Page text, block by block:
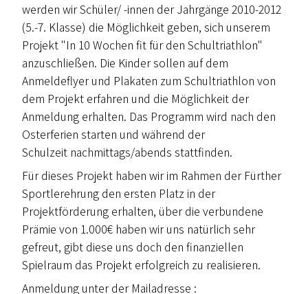
werden wir Schüler/ -innen der Jahrgänge 2010-2012
(5.-7. Klasse) die Möglichkeit geben, sich unserem
Projekt "In 10 Wochen fit für den Schultriathlon"
anzuschließen. Die Kinder sollen auf dem
Anmeldeflyer und Plakaten zum Schultriathlon von
dem Projekt erfahren und die Möglichkeit der
Anmeldung erhalten. Das Programm wird nach den
Osterferien starten und während der
Schulzeit nachmittags/abends stattfinden.
Für dieses Projekt haben wir im Rahmen der Fürther
Sportlerehrung den ersten Platz in der
Projektförderung erhalten, über die verbundene
Prämie von 1.000€ haben wir uns natürlich sehr
gefreut, gibt diese uns doch den finanziellen
Spielraum das Projekt erfolgreich zu realisieren.
Anmeldung unter der Mailadresse :